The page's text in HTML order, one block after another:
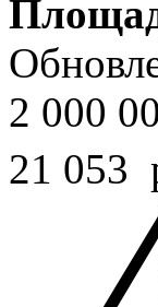
2 000
21 053